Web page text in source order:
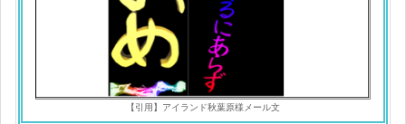
【引用】アイランド秋葉原様メール文